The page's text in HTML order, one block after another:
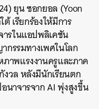
ยุน ซอกยอล (Yoon
เรียกร้องให้มีการ
รในแอปพลิเคชัน
กรรมทางเพศในโลก
าพแรงงานครูและภาค
วล หลังมีนักเรียนตก
นาจารจาก AI พุ่งสูงขึ้น